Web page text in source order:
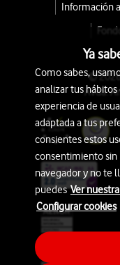
Información
© 2026
Avda.
Ya
Como sabes,
analizar tus
experiencia de
adaptada a tus
consientes estos
consentimiento sin
navegador y no te
puedesVer
Configurar cookies